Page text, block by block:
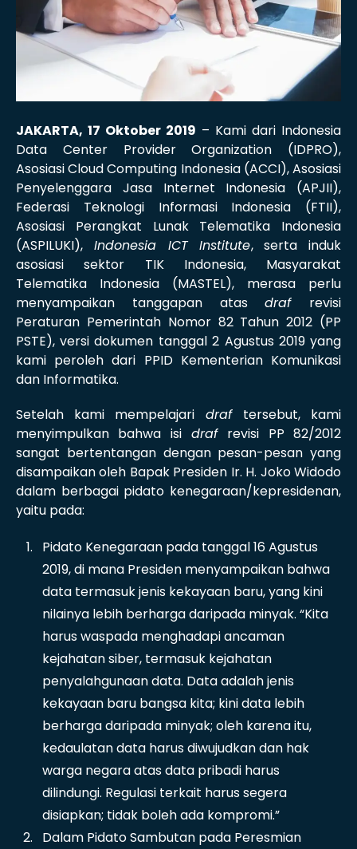
JAKARTA, 17 Oktober 2019 – Kami dari Indonesia
Data Center Provider Organization (IDPRO),
Asosiasi Cloud Computing Indonesia (ACCI), Asosiasi
Penyelenggara Jasa Internet Indonesia (APJII),
Federasi Teknologi Informasi Indonesia (FTII),
Asosiasi Perangkat Lunak Telematika Indonesia
(ASPILUKI), Indonesia ICT Institute, serta induk
asosiasi sektor TIK Indonesia, Masyarakat
Telematika Indonesia (MASTEL), merasa perlu
menyampaikan tanggapan atasdraf revisi
Peraturan Pemerintah Nomor 82 Tahun 2012 (PP
PSTE), versi dokumen tanggal 2 Agustus 2019 yang
kami peroleh dari PPID Kementerian Komunikasi
dan Informatika.
Setelah kami mempelajari draf tersebut, kami
menyimpulkan bahwa isi draf revisi PP 82/2012
sangat bertentangan dengan pesan-pesan yang
disampaikan oleh Bapak Presiden Ir. H. Joko Widodo
dalam berbagai pidato kenegaraan/kepresidenan,
yaitu pada:
Pidato Kenegaraan pada tanggal 16 Agustus
2019, di mana Presiden menyampaikan bahwa
data termasuk jenis kekayaan baru, yang kini
nilainya lebih berharga daripada minyak. “Kita
harus waspada menghadapi ancaman
kejahatan siber, termasuk kejahatan
penyalahgunaan data. Data adalah jenis
kekayaan baru bangsa kita; kini data lebih
berharga daripada minyak; oleh karena itu,
kedaulatan data harus diwujudkan dan hak
warga negara atas data pribadi harus
dilindungi. Regulasi terkait harus segera
disiapkan; tidak boleh ada kompromi.”
Dalam Pidato Sambutan pada Peresmian